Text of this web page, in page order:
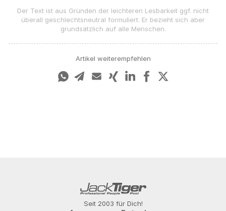
Der Text ist aus Gründen der leichteren Lesbarkeit ggf. nicht
überall geschlechts­neutral formuliert. Er bezieht sich aber
grundsätzlich auf alle Menschen.
Artikel weiterempfehlen
Seit 2003 für Dich!